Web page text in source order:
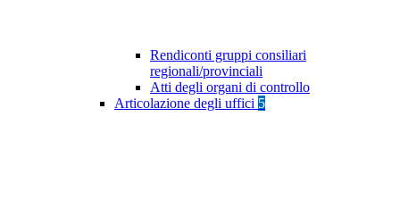
Rendiconti gruppi consiliari
regionali/provinciali
Atti degli organi di controllo
Articolazione degli uffici 5